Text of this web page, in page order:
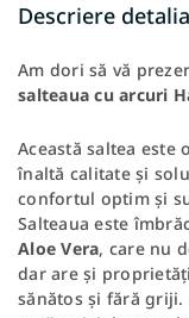
Descriere
Am dori să vă
salteaua cu arcuri
Această saltea este
înaltă calitate și
confortul optim și
Salteaua este
Aloe Vera, care nu
dar are și
sănătos și fără griji.